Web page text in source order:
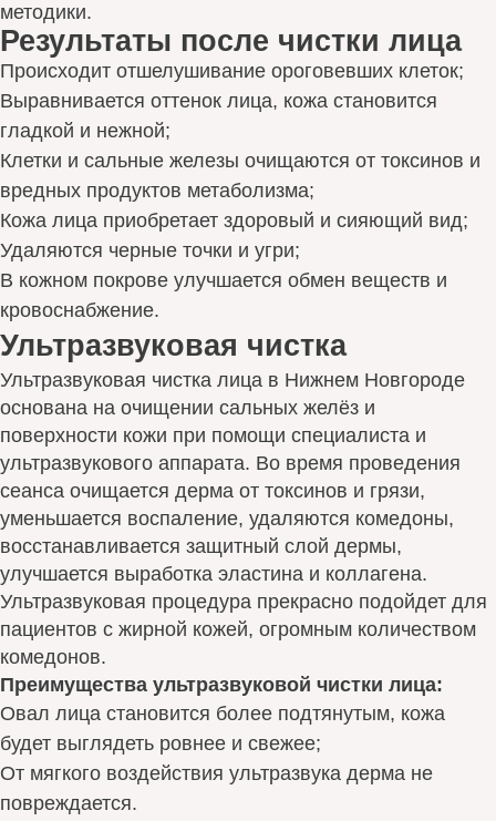
методики.
Результаты после чистки лица
Происходит отшелушивание ороговевших клеток;
Выравнивается оттенок лица, кожа становится
гладкой и нежной;
Клетки и сальные железы очищаются от токсинов и
вредных продуктов метаболизма;
Кожа лица приобретает здоровый и сияющий вид;
Удаляются черные точки и угри;
В кожном покрове улучшается обмен веществ и
кровоснабжение.
Ультразвуковая чистка
Ультразвуковая чистка лица в Нижнем Новгороде
основана на очищении сальных желёз и
поверхности кожи при помощи специалиста и
ультразвукового аппарата. Во время проведения
сеанса очищается дерма от токсинов и грязи,
уменьшается воспаление, удаляются комедоны,
восстанавливается защитный слой дермы,
улучшается выработка эластина и коллагена.
Ультразвуковая процедура прекрасно подойдет для
пациентов с жирной кожей, огромным количеством
комедонов.
Преимущества ультразвуковой чистки лица:
Овал лица становится более подтянутым, кожа
будет выглядеть ровнее и свежее;
От мягкого воздействия ультразвука дерма не
повреждается.